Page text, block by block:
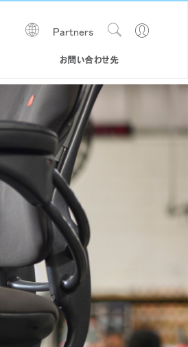
お問い合わせ先
Go
Site
Partners
Show